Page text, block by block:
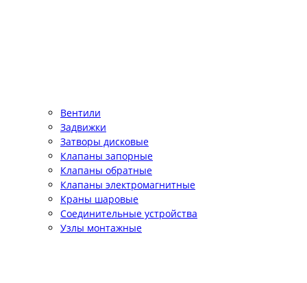
Вентили
Задвижки
Затворы дисковые
Клапаны запорные
Клапаны обратные
Клапаны электромагнитные
Краны шаровые
Соединительные устройства
Узлы монтажные